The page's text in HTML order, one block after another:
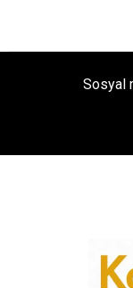
Sosyal